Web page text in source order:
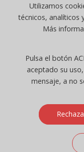
Todos
©selfpaper.com, y las
Registro
Tomo 7263, Libro
Móvil / Tablet -
applewebkit/537.36
Utilizamos
técnicos, analíticos
Más
Pulsa el botón
aceptado su
mensaje, a no